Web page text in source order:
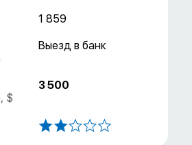
1 859
3 500